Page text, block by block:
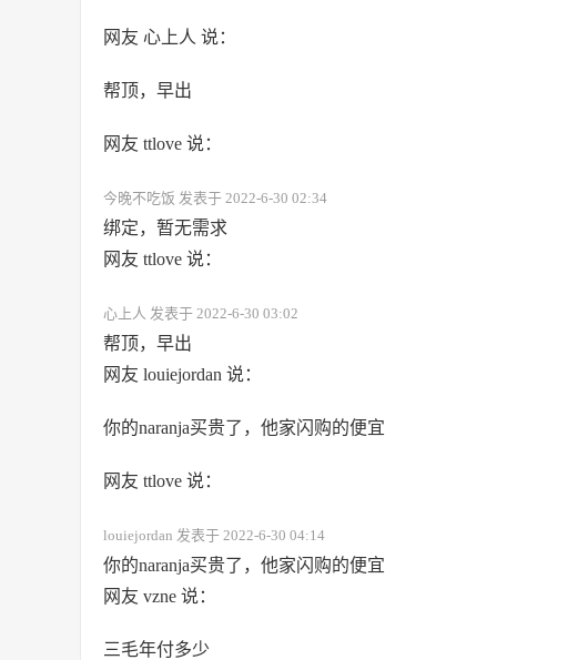
网友 心上人 说：
帮顶，早出
网友 ttlove 说：
今晚不吃饭 发表于 2022-6-30 02:34
绑定，暂无需求
网友 ttlove 说：
心上人 发表于 2022-6-30 03:02
帮顶，早出
网友 louiejordan 说：
你的naranja买贵了，他家闪购的便宜
网友 ttlove 说：
louiejordan 发表于 2022-6-30 04:14
你的naranja买贵了，他家闪购的便宜
网友 vzne 说：
三毛年付多少